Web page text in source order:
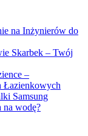
na Inżynierów do
Skarbek – Twój
–
Łazienkowych
Samsung
na wodę?